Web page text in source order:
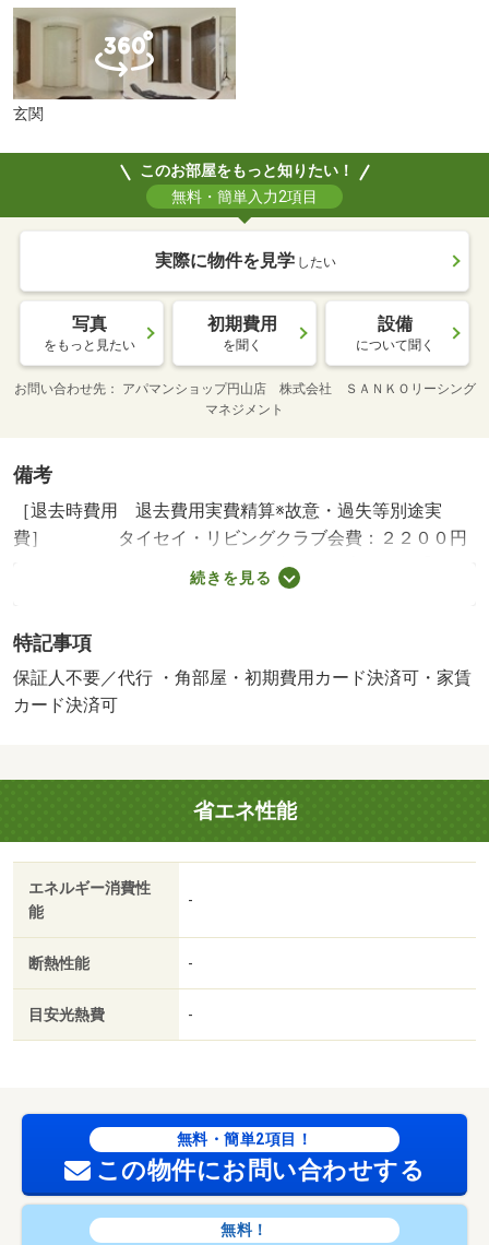
玄関
このお部屋をもっと知りたい！
無料・簡単入力2項目
実際に物件を見学 したい
写真
をもっと見たい
初期費用
を聞く
設備
について聞く
お問い合わせ先
アパマンショップ円山店 株式会社 ＳＡＮＫＯリーシング
マネジメント
備考
［退去時費用 退去費用実費精算※故意・過失等別途実
費］ タイセイ・リビングクラブ会費：２２００円
／月（単身）３３００円（２名以上） 冷房あり 【設
備・特記事項備考】ペット不可・専用バス・ルームシェア
居者応援3点セット 102300円/保険料／駐輪場利用料 1550
円/賃貸戸数:36戸
続きを見る
特記事項
保証人不要／代行 ・角部屋・初期費用カード決済可・家賃
カード決済可
省エネ性能
エネルギー消費性
能
-
断熱性能 -
目安光熱費 -
無料・簡単2項目！
この物件にお問い合わせする
無料！